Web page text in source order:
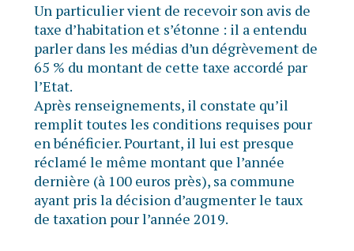
Un particulier vient de recevoir son avis de
taxe d’habitation et s’étonne : il a entendu
parler dans les médias d’un dégrèvement de
65 % du montant de cette taxe accordé par
l’Etat.
Après renseignements, il constate qu’il
remplit toutes les conditions requises pour
en bénéficier. Pourtant, il lui est presque
réclamé le même montant que l’année
dernière (à 100 euros près), sa commune
ayant pris la décision d’augmenter le taux
de taxation pour l’année 2019.